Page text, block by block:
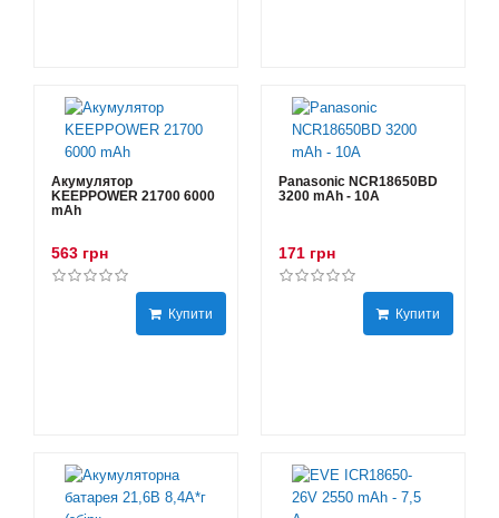
Акумулятор
KEEPPOWER 21700 6000
mAh
563 грн
Купити
Panasonic NCR18650BD
3200 mAh - 10А
171 грн
Купити